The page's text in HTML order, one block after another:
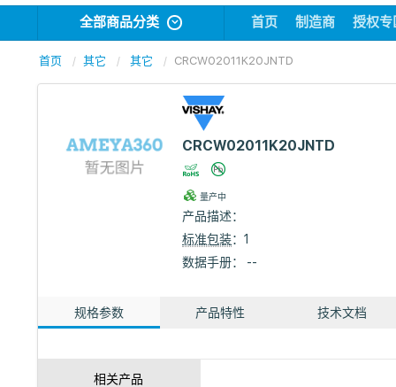
全部商品分类 首页 制造商 授权专
首页 其它 其它 CRCW02011K20JNTD
CRCW02011K20JNTD
量产中
产品描述：
标准包装：1
数据手册： --
规格参数 产品特性 技术文档
相关产品